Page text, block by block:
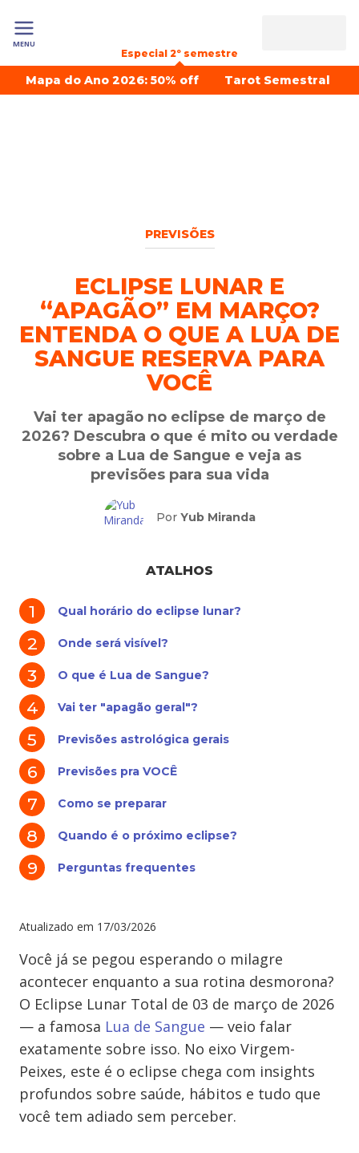
MENU
Especial 2º semestre
Mapa do Ano 2026: 50% off Tarot Semestral
PREVISÕES
ECLIPSE LUNAR E
“APAGÃO” EM MARÇO?
ENTENDA O QUE A LUA DE
SANGUE RESERVA PARA
VOCÊ
Vai ter apagão no eclipse de março de
2026? Descubra o que é mito ou verdade
sobre a Lua de Sangue e veja as
previsões para sua vida
Por Yub Miranda
ATALHOS
Qual horário do eclipse lunar?
Onde será visível?
O que é Lua de Sangue?
Vai ter "apagão geral"?
Previsões astrológica gerais
Previsões pra VOCÊ
Como se preparar
Quando é o próximo eclipse?
Perguntas frequentes
Atualizado em 17/03/2026
Você já se pegou esperando o milagre
acontecer enquanto a sua rotina desmorona?
O Eclipse Lunar Total de 03 de março de 2026
— a famosa Lua de Sangue — veio falar
exatamente sobre isso. No eixo Virgem-
Peixes, este é o eclipse chega com insights
profundos sobre saúde, hábitos e tudo que
você tem adiado sem perceber.